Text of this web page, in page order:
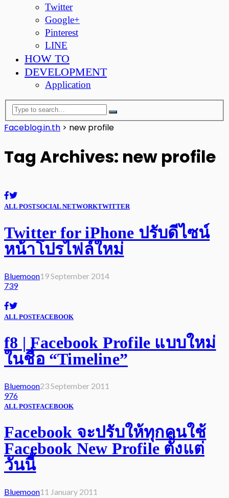
Twitter
Google+
Pinterest
LINE
HOW TO
DEVELOPMENT
Application
Faceblog.in.th > new profile
Tag Archives: new profile
ALL POSTSOCIAL NETWORKTWITTER
Twitter for iPhone ปรับดีไซน์
หน้าโปรไฟล์ใหม่
Bluemoon19 September 2014
739
ALL POSTFACEBOOK
f8 | Facebook Profile แบบใหม่
ในชื่อ “Timeline”
Bluemoon23 September 2011
976
ALL POSTFACEBOOK
Facebook จะปรับให้ทุกคนใช้
Facebook New Profile ตั้งแต่
วันนี้
Bluemoon11 January 2011